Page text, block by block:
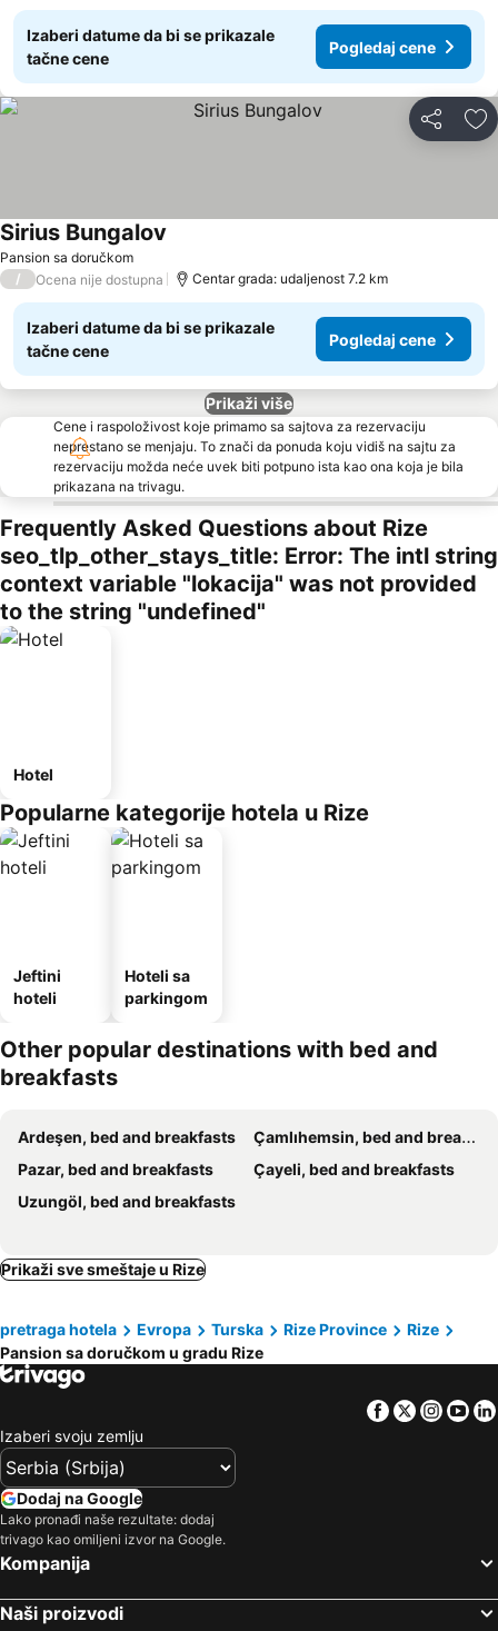
Izaberi datume da bi se prikazale
tačne cene
Pogledaj cene
Deli
Pansion sa doručkom
Sirius Bungalov
/ Ocena nije dostupna Centar grada: udaljenost 7.2 km
Izaberi datume da bi se prikazale
tačne cene
Pogledaj cene
Prikaži više
Cene i raspoloživost koje primamo sa sajtova za rezervaciju
neprestano se menjaju. To znači da ponuda koju vidiš na sajtu za
rezervaciju možda neće uvek biti potpuno ista kao ona koja je bila
prikazana na trivagu.
Frequently Asked Questions about Rize
seo_tlp_other_stays_title: Error: The intl string
context variable "lokacija" was not provided
to the string "undefined"
Hotel
Popularne kategorije hotela u Rize
Jeftini
hoteli
Hoteli sa
parkingom
Other popular destinations with bed and
breakfasts
Ardeşen, bed and breakfasts
Çamlıhemsin, bed and breakfasts
Pazar, bed and breakfasts
Çayeli, bed and breakfasts
Uzungöl, bed and breakfasts
Prikaži sve smeštaje u Rize
pretraga hotela Evropa Turska Rize Province
Rize
Pansion sa doručkom u gradu Rize
Facebook
Twitter
Izaberi svoju zemlju
Dodaj na Google
Lako pronađi naše rezultate: dodaj
trivago kao omiljeni izvor na Google.
Kompanija
Naši proizvodi